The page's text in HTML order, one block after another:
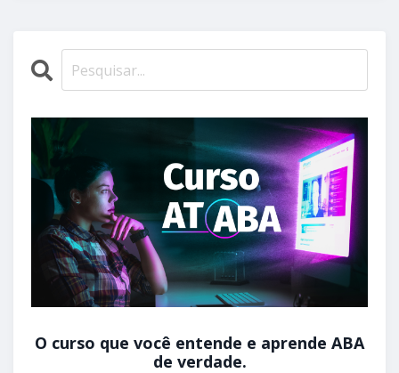
O curso que você entende e aprende ABA
de verdade.